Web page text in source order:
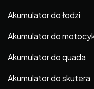
Akumulator do łodzi
Akumulator do
Akumulator do quada
Akumulator do skutera